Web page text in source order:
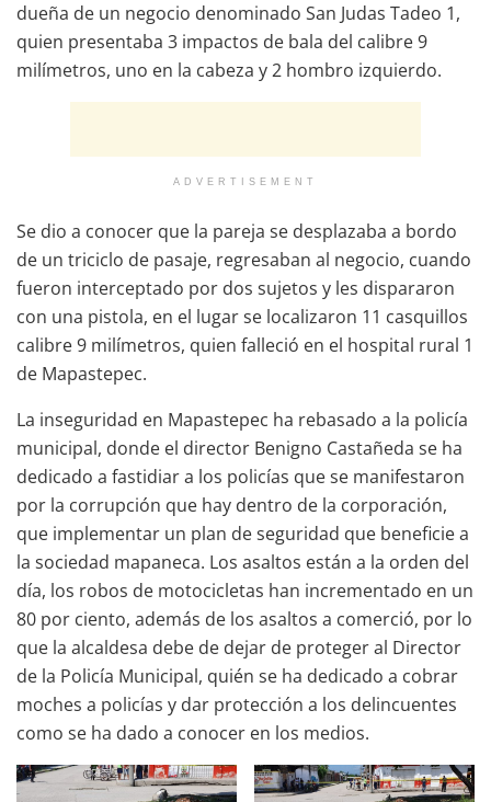
dueña de un negocio denominado San Judas Tadeo 1,
quien presentaba 3 impactos de bala del calibre 9
milímetros, uno en la cabeza y 2 hombro izquierdo.
ADVERTISEMENT
Se dio a conocer que la pareja se desplazaba a bordo
de un triciclo de pasaje, regresaban al negocio, cuando
fueron interceptado por dos sujetos y les dispararon
con una pistola, en el lugar se localizaron 11 casquillos
calibre 9 milímetros, quien falleció en el hospital rural 1
de Mapastepec.
La inseguridad en Mapastepec ha rebasado a la policía
municipal, donde el director Benigno Castañeda se ha
dedicado a fastidiar a los policías que se manifestaron
por la corrupción que hay dentro de la corporación,
que implementar un plan de seguridad que beneficie a
la sociedad mapaneca. Los asaltos están a la orden del
día, los robos de motocicletas han incrementado en un
80 por ciento, además de los asaltos a comerció, por lo
que la alcaldesa debe de dejar de proteger al Director
de la Policía Municipal, quién se ha dedicado a cobrar
moches a policías y dar protección a los delincuentes
como se ha dado a conocer en los medios.